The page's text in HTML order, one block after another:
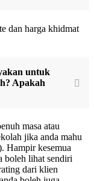
dan harga khidmat
untuk
Apakah
masa atau
jika anda mahu
Hampir kesemua
boleh lihat sendiri
dari klien